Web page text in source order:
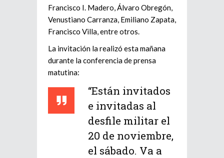
Francisco I. Madero, Álvaro Obregón,
Venustiano Carranza, Emiliano Zapata,
Francisco Villa, entre otros.
La invitación la realizó esta mañana
durante la conferencia de prensa
matutina:
“Están invitados
e invitadas al
desfile militar el
20 de noviembre,
el sábado. Va a